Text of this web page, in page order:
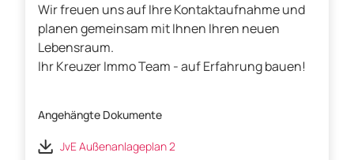
Wir freuen uns auf Ihre Kontaktaufnahme und
planen gemeinsam mit Ihnen Ihren neuen
Lebensraum.
Ihr Kreuzer Immo Team - auf Erfahrung bauen!
Angehängte Dokumente
JvE Außenanlageplan 2